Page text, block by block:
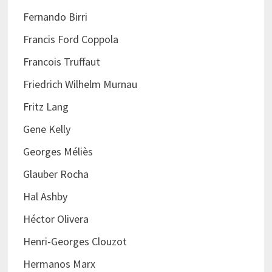
Fernando Birri
Francis Ford Coppola
Francois Truffaut
Friedrich Wilhelm Murnau
Fritz Lang
Gene Kelly
Georges Méliès
Glauber Rocha
Hal Ashby
Héctor Olivera
Henri-Georges Clouzot
Hermanos Marx